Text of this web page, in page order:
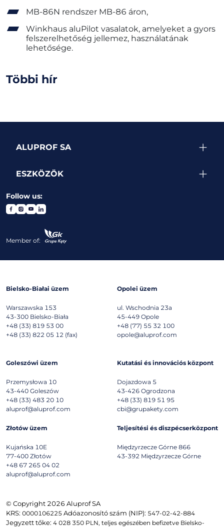
MB-86N rendszer MB-86 áron,
Winkhaus aluPilot vasalatok, amelyeket a gyors
felszerelhetőség jellemez, használatának
lehetősége.
Többi hír
ALUPROF SA
ESZKÖZÖK
Follow us:
Member of:
Bielsko-Białai üzem
Warszawska 153
43-300 Bielsko-Biała
+48 (33) 819 53 00
+48 (33) 822 05 12 (fax)
Opolei üzem
ul. Wschodnia 23a
45-449 Opole
+48 (77) 55 32 100
opole@aluprof.com
Goleszówi üzem
Przemysłowa 10
43-440 Goleszów
+48 (33) 483 20 10
aluprof@aluprof.com
Kutatási és innovációs központ
Dojazdowa 5
43-426 Ogrodzona
+48 (33) 819 51 95
cbi@grupakety.com
Złotów üzem
Kujańska 10E
77-400 Złotów
+48 67 265 04 02
aluprof@aluprof.com
Teljesítési és diszpécserközpont
Międzyrzecze Górne 866
43-392 Międzyrzecze Górne
© Copyright 2026 Aluprof SA
KRS: 0000106225 Adóazonosító szám (NIP): 547-02-42-884
Jegyzett tőke: 4 028 350 PLN, teljes egészében befizetve Bielsko-